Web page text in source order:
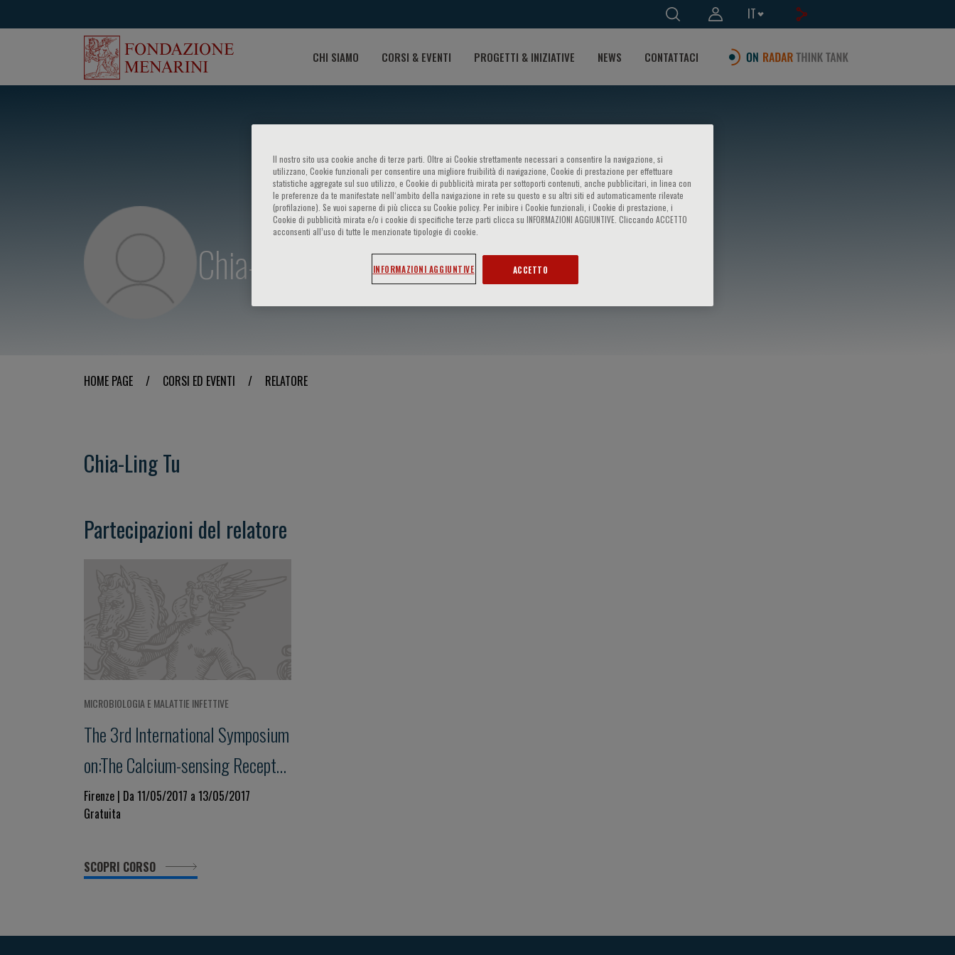
IT
CHI SIAMO CORSI & EVENTI PROGETTI & INIZIATIVE NEWS CONTATTACI
Chia-Ling Tu
HOME PAGE / CORSI ED EVENTI / RELATORE
Chia-Ling Tu
Partecipazioni del relatore
MICROBIOLOGIA E MALATTIE INFETTIVE
The 3rd International Symposium
on:The Calcium-sensing Receptor
(CaSR)
Firenze | Da 11/05/2017 a 13/05/2017
Gratuita
SCOPRI CORSO
Il nostro sito usa cookie anche di terze parti. Oltre ai Cookie strettamente necessari a consentire la navigazione, si
utilizzano, Cookie funzionali per consentire una migliore fruibilità di navigazione, Cookie di prestazione per effettuare
statistiche aggregate sul suo utilizzo, e Cookie di pubblicità mirata per sottoporti contenuti, anche pubblicitari, in linea con
le preferenze da te manifestate nell‘ambito della navigazione in rete su questo e su altri siti ed automaticamente rilevate
(profilazione). Se vuoi saperne di più clicca su Cookie policy. Per inibire i Cookie funzionali, i Cookie di prestazione, i
Cookie di pubblicità mirata e/o i cookie di specifiche terze parti clicca su INFORMAZIONI AGGIUNTIVE. Cliccando ACCETTO
acconsenti all’uso di tutte le menzionate tipologie di cookie.
INFORMAZIONI AGGIUNTIVE ACCETTO